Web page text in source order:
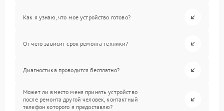
Как я узнаю, что мое устройство готово?
От чего зависит срок ремонта техники?
Диагностика проводится бесплатно?
Может ли вместо меня принять устройство
после ремонта другой человек, контактный
телефон которого я предоставлю?